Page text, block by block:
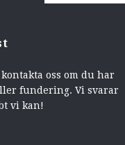
oss om du har
fundering. Vi svarar
vi kan!